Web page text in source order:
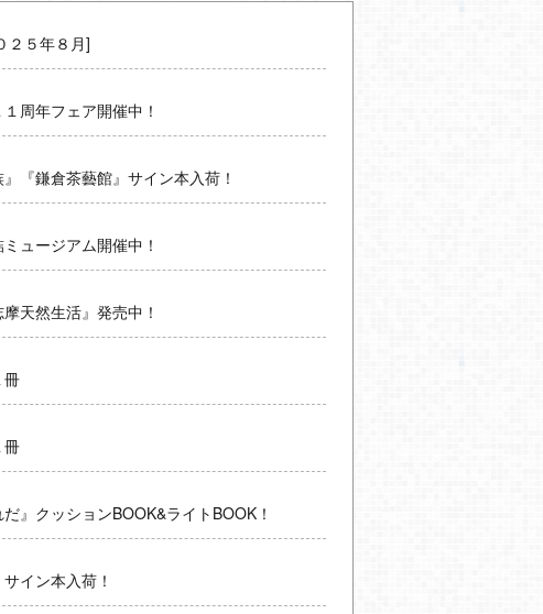
２５年８月]
周年フェア開催中！
』『鎌倉茶藝館』サイン本入荷！
ミュージアム開催中！
摩天然生活』発売中！
冊
冊
』クッションBOOK&ライトBOOK！
イン本入荷！